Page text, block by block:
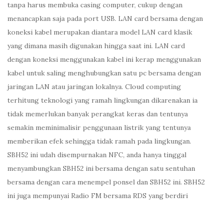
tanpa harus membuka casing computer, cukup dengan
menancapkan saja pada port USB. LAN card bersama dengan
koneksi kabel merupakan diantara model LAN card klasik
yang dimana masih digunakan hingga saat ini. LAN card
dengan koneksi menggunakan kabel ini kerap menggunakan
kabel untuk saling menghubungkan satu pc bersama dengan
jaringan LAN atau jaringan lokalnya. Cloud computing
terhitung teknologi yang ramah lingkungan dikarenakan ia
tidak memerlukan banyak perangkat keras dan tentunya
semakin meminimalisir penggunaan listrik yang tentunya
memberikan efek sehingga tidak ramah pada lingkungan.
SBH52 ini udah disempurnakan NFC, anda hanya tinggal
menyambungkan SBH52 ini bersama dengan satu sentuhan
bersama dengan cara menempel ponsel dan SBH52 ini. SBH52
ini juga mempunyai Radio FM bersama RDS yang berdiri